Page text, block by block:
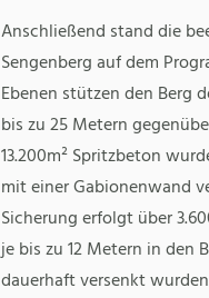
Anschließend stand die
Sengenberg auf dem
Ebenen stützen den Berg
bis zu 25 Metern
13.200m² Spritzbeton
mit einer Gabionenwand
Sicherung erfolgt über
je bis zu 12 Metern in den
dauerhaft versenkt